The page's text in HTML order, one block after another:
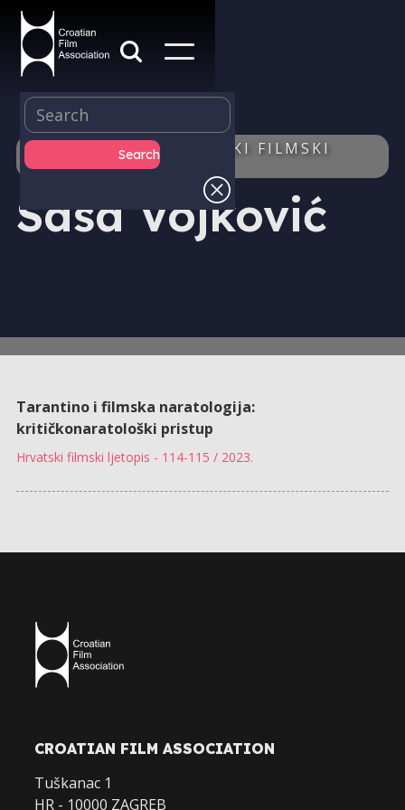
IZDAVAŠTVO - HRVATSKI FILMSKI
LJETOPIS - AUTOR/ICA
Saša Vojković
Tarantino i filmska naratologija:
kritičkonaratološki pristup
Hrvatski filmski ljetopis - 114-115 / 2023.
CROATIAN FILM ASSOCIATION
Tuškanac 1
HR - 10000 ZAGREB